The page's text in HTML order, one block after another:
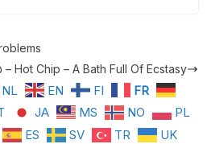
Hot Chip – A Bath Full Of Ecstasy
NL EN FI
FR
JA MS NO
PL
ES SV TR UK